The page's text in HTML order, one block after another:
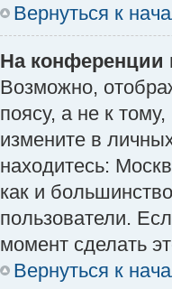
Вернуться к
На конференции
Возможно,
поясу, а не к
измените в
находитесь:
как и
пользователи.
момент сделать
Вернуться к